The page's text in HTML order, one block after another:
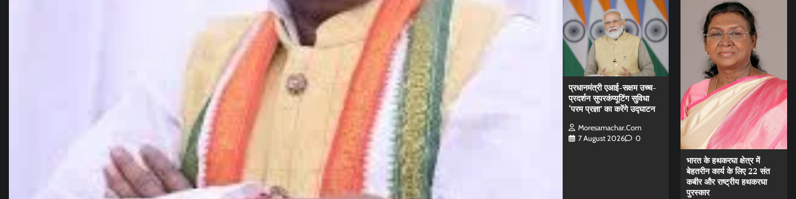
प्रधानमंत्री एआई-सक्षम उच्च-
प्रदर्शन सुपरकंप्यूटिंग सुविधा
‘परम प्रज्ञा’ का करेंगे उद्घाटन
Moresamachar.com
7 August 2026
0
भारत के हथकरघा क्षेत्र में
बेहतरीन कार्य के लिए 22 संत
कबीर और राष्ट्रीय हथकरघा
पुरस्कार